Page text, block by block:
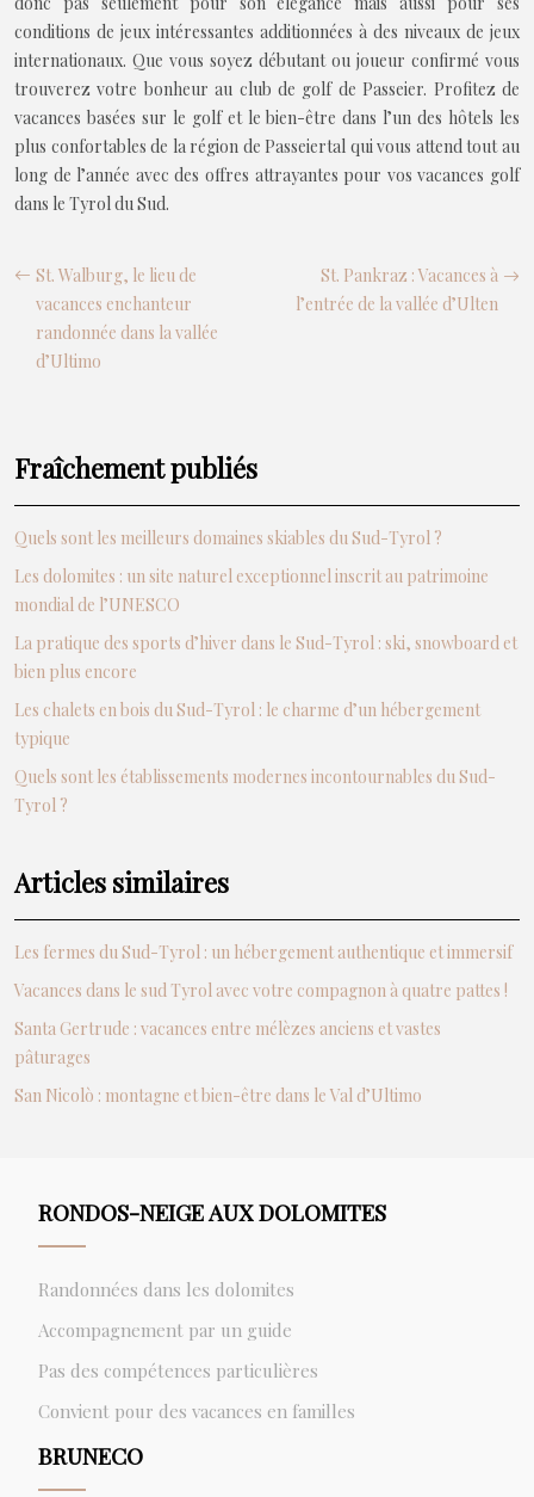
conditions de jeux intéressantes additionnées à des niveaux de jeux
internationaux. Que vous soyez débutant ou joueur confirmé vous
trouverez votre bonheur au club de golf de Passeier. Profitez de
vacances basées sur le golf et le bien-être dans l’un des hôtels les
plus confortables de la région de Passeiertal qui vous attend tout au
long de l’année avec des offres attrayantes pour vos vacances golf
dans le Tyrol du Sud.
St. Walburg, le lieu de
vacances enchanteur
randonnée dans la vallée
d’Ultimo
St. Pankraz : Vacances à
l’entrée de la vallée d’Ulten
Fraîchement publiés
Quels sont les meilleurs domaines skiables du Sud-Tyrol ?
Les dolomites : un site naturel exceptionnel inscrit au patrimoine
mondial de l’UNESCO
La pratique des sports d’hiver dans le Sud-Tyrol : ski, snowboard et
bien plus encore
Les chalets en bois du Sud-Tyrol : le charme d’un hébergement
typique
Quels sont les établissements modernes incontournables du Sud-
Tyrol ?
Articles similaires
Les fermes du Sud-Tyrol : un hébergement authentique et immersif
Vacances dans le sud Tyrol avec votre compagnon à quatre pattes !
Santa Gertrude : vacances entre mélèzes anciens et vastes
pâturages
San Nicolò : montagne et bien-être dans le Val d’Ultimo
RONDOS-NEIGE AUX DOLOMITES
Randonnées dans les dolomites
Accompagnement par un guide
Pas des compétences particulières
Convient pour des vacances en familles
BRUNECO